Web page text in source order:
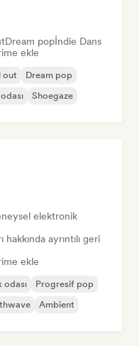
Dream popİndie Dans
ekle
out
Dream pop
Shoegaze
elektronik
ayrıntılı geri
ekle
odası
Progresif pop
Ambient